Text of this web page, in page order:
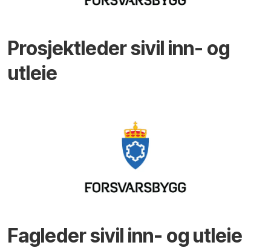
Prosjektleder sivil inn- og
utleie
Fagleder sivil inn- og utleie